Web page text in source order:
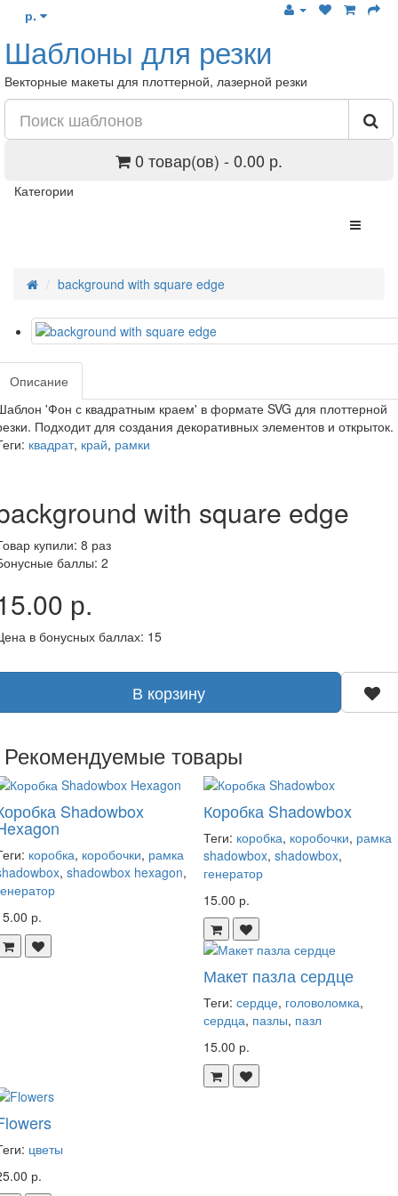
р.
Шаблоны для резки
Векторные макеты для плоттерной, лазерной резки
0 товар(ов) - 0.00 р.
Категории
background with square edge
Описание
'Фон с квадратным краем' в формате SVG для плоттерной
Подходит для создания декоративных элементов и открыток.
квадрат, край, рамки
with square edge
купили: 8 раз
баллы: 2
р.
в бонусных баллах: 15
В корзину
Рекомендуемые товары
Shadowbox
коробка, коробочки, рамка
, shadowbox hexagon,
р.
Коробка Shadowbox
Теги: коробка, коробочки, рамка
shadowbox, shadowbox,
генератор
15.00 р.
Макет пазла сердце
Теги: сердце, головоломка,
сердца, пазлы, пазл
15.00 р.
цветы
р.